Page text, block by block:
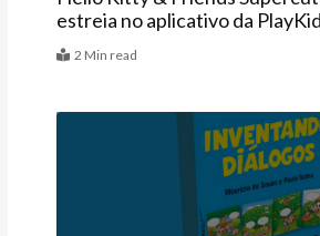
estreia no aplicativo da
2 Min read